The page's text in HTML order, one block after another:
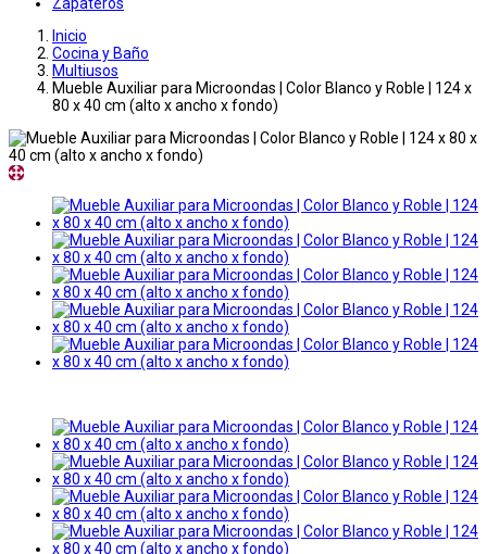
Zapateros
Inicio
Cocina y Baño
Multiusos
Mueble Auxiliar para Microondas | Color Blanco y Roble | 124 x
80 x 40 cm (alto x ancho x fondo)